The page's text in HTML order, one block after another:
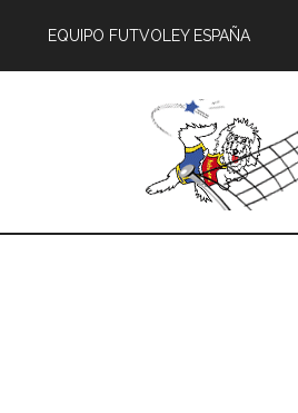
EQUIPO FUTVOLEY ESPAÑA